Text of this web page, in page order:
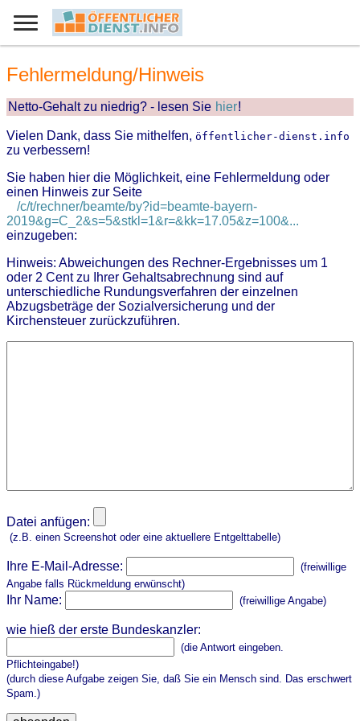
Fehlermeldung/Hinweis
Netto-Gehalt zu niedrig? - lesen Sie hier!
Vielen Dank, dass Sie mithelfen, öffentlicher-dienst.info
zu verbessern!
Sie haben hier die Möglichkeit, eine Fehlermeldung oder
einen Hinweis zur Seite
/c/t/rechner/beamte/by?id=beamte-bayern-
2019&g=C_2&s=5&stkl=1&r=&kk=17.05&z=100&...
einzugeben:
Hinweis: Abweichungen des Rechner-Ergebnisses um 1
oder 2 Cent zu Ihrer Gehaltsabrechnung sind auf
unterschiedliche Rundungsverfahren der einzelnen
Abzugsbeträge der Sozialversicherung und der
Kirchensteuer zurückzuführen.
Datei anfügen:
(z.B. einen Screenshot oder eine aktuellere Entgelttabelle)
Ihre E-Mail-Adresse:
(freiwillige
Angabe falls Rückmeldung erwünscht)
Ihr Name: (freiwillige Angabe)
wie hieß der erste Bundeskanzler:
(die Antwort eingeben.
Pflichteingabe!)
(durch diese Aufgabe zeigen Sie, daß Sie ein Mensch sind. Das erschwert
Spam.)